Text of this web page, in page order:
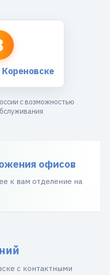
с возможностью
офисов
к вам отделение на
с контактными